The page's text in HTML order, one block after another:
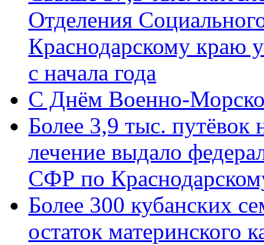
Отделения
Краснодарскому краю
с начала года
C Днём Военно-
Более 3,9 тыс. путёвок
лечение выдало
СФР по
Более 300 кубанских
остаток материнского